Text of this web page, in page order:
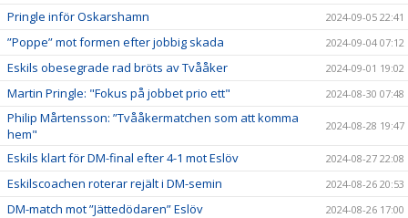
Pringle inför Oskarshamn 2024-09-05 22:41
”Poppe” mot formen efter jobbig skada 2024-09-04 07:12
Eskils obesegrade rad bröts av Tvååker 2024-09-01 19:02
Martin Pringle: "Fokus på jobbet prio ett" 2024-08-30 07:48
Philip Mårtensson: ”Tvååkermatchen som att komma
hem"
2024-08-28 19:47
Eskils klart för DM-final efter 4-1 mot Eslöv 2024-08-27 22:08
Eskilscoachen roterar rejält i DM-semin 2024-08-26 20:53
DM-match mot ”Jättedödaren” Eslöv 2024-08-26 17:00